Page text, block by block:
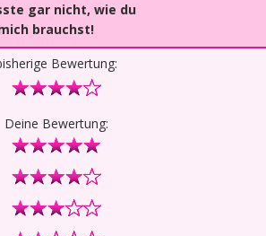
gar nicht, wie du
brauchst!
Bewertung:
Deine Bewertung: